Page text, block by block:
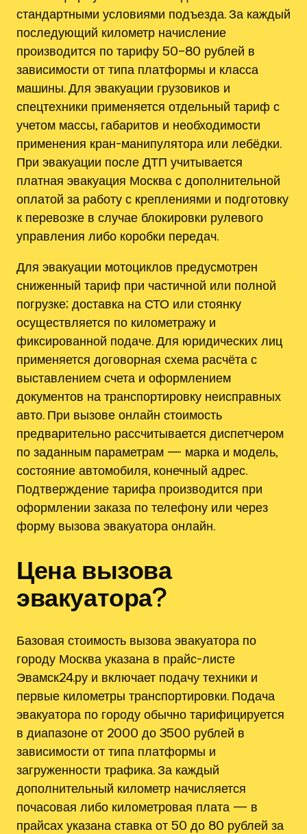
стандартными условиями подъезда. За каждый
последующий километр начисление
производится по тарифу 50–80 рублей в
зависимости от типа платформы и класса
машины. Для эвакуации грузовиков и
спецтехники применяется отдельный тариф с
учетом массы, габаритов и необходимости
применения кран-манипулятора или лебёдки.
При эвакуации после ДТП учитывается
платная эвакуация Москва с дополнительной
оплатой за работу с креплениями и подготовку
к перевозке в случае блокировки рулевого
управления либо коробки передач.
Для эвакуации мотоциклов предусмотрен
сниженный тариф при частичной или полной
погрузке; доставка на СТО или стоянку
осуществляется по километражу и
фиксированной подаче. Для юридических лиц
применяется договорная схема расчёта с
выставлением счета и оформлением
документов на транспортировку неисправных
авто. При вызове онлайн стоимость
предварительно рассчитывается диспетчером
по заданным параметрам — марка и модель,
состояние автомобиля, конечный адрес.
Подтверждение тарифа производится при
оформлении заказа по телефону или через
форму вызова эвакуатора онлайн.
Цена вызова
эвакуатора?
Базовая стоимость вызова эвакуатора по
городу Москва указана в прайс-листе
Эвамск24.ру и включает подачу техники и
первые километры транспортировки. Подача
эвакуатора по городу обычно тарифицируется
в диапазоне от 2000 до 3500 рублей в
зависимости от типа платформы и
загруженности трафика. За каждый
дополнительный километр начисляется
почасовая либо километровая плата — в
прайсах указана ставка от 50 до 80 рублей за